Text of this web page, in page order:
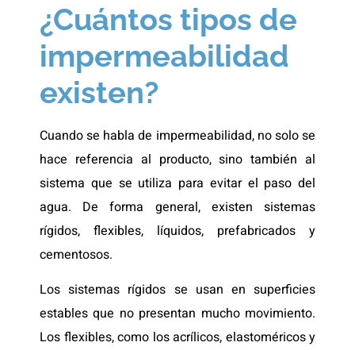
¿Cuántos tipos de
impermeabilidad
existen?
Cuando se habla de impermeabilidad, no solo se
hace referencia al producto, sino también al
sistema que se utiliza para evitar el paso del
agua. De forma general, existen sistemas
rígidos, flexibles, líquidos, prefabricados y
cementosos.
Los sistemas rígidos se usan en superficies
estables que no presentan mucho movimiento.
Los flexibles, como los acrílicos, elastoméricos y